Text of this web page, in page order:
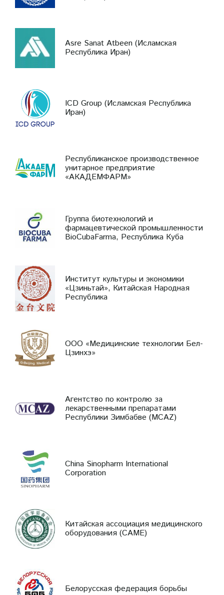
Asre Sanat Atbeen (Исламская
Республика Иран)
ICD Group (Исламская Республика
Иран)
Республиканское производственное
унитарное предприятие
«АКАДЕМФАРМ»
Группа биотехнологий и
фармацевтической промышленности
BioCubaFarma, Республика Куба
Институт культуры и экономики
«Цзиньтай», Китайская Народная
Республика
ООО «Медицинские технологии Бел-
Цзинхэ»
Агентство по контролю за
лекарственными препаратами
Республики Зимбабве (MCAZ)
China Sinopharm International
Corporation
Китайская ассоциация медицинского
оборудования (CAME)
Белорусская федерация борьбы